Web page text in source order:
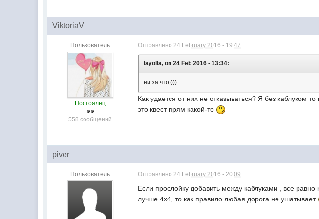
ViktoriaV
Пользователь
Постоялец
558 сообщений
Отправлено24 February 2016 - 19:47
layolla, on 24 Feb 2016 - 13:34:
ни за что))))
Как удается от них не отказываться? Я без каблуком
это квест прям какой-то
piver
Пользователь Отправлено24 February 2016 - 20:09
Если прослойку добавить между каблуками , все
лучше 4х4, то как правило любая дорога не ушатывает